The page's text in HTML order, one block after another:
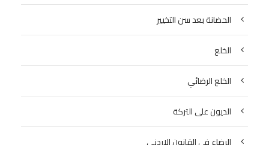
الحضانة بعد سن التخيير
الخلع
الخلع الرضائي
الديون على التركة